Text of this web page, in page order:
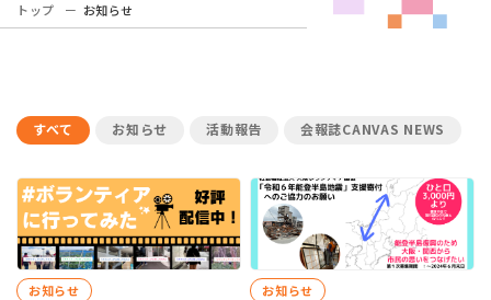
トップ お知らせ
すべて お知らせ 活動報告 会報誌CANVAS NEWS
お知らせ お知らせ